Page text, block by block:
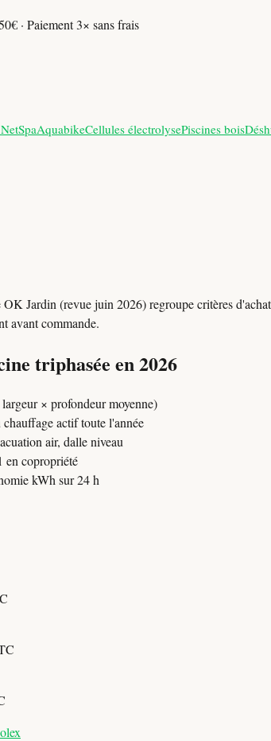
· Paiement 3× sans frais
AquabikeCellules électrolysePiscines bois
OK Jardin (revue juin 2026) regroupe critères
avant commande.
triphasée en 2026
× profondeur moyenne)
actif toute l'année
air, dalle niveau
copropriété
kWh sur 24 h